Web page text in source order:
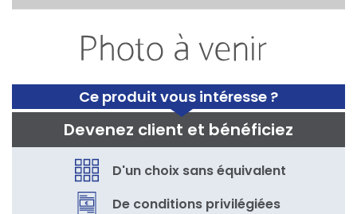
Ce produit vous intéresse ?
Devenez client et bénéficiez
D'un choix sans équivalent
De conditions privilégiées